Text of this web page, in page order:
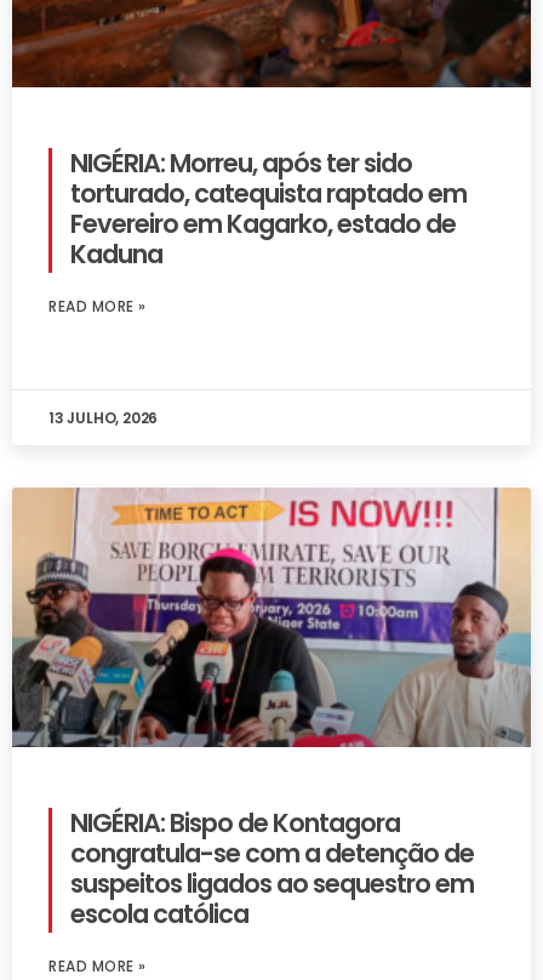
NIGÉRIA: Morreu, após ter sido
torturado, catequista raptado em
Fevereiro em Kagarko, estado de
Kaduna
READ MORE »
13 JULHO, 2026
NIGÉRIA: Bispo de Kontagora
congratula-se com a detenção de
suspeitos ligados ao sequestro em
escola católica
READ MORE »